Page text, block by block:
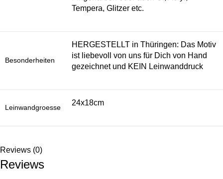
Tempera, Glitzer etc.
Besonderheiten
HERGESTELLT in Thüringen: Das Motiv
ist liebevoll von uns für Dich von Hand
gezeichnet und KEIN Leinwanddruck
Leinwandgroesse
24x18cm
Reviews (0)
Reviews